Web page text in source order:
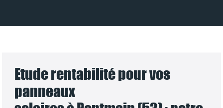
Etude rentabilité pour vos
panneaux